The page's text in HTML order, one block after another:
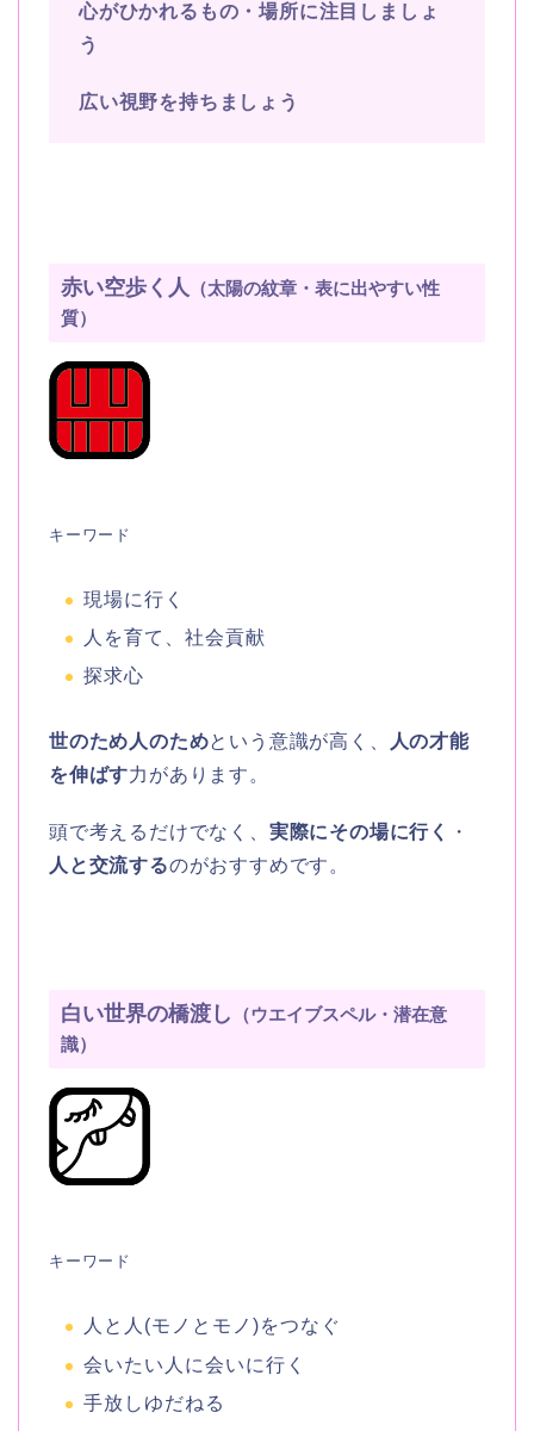
心がひかれるもの・場所に注目しましょ
う
広い視野を持ちましょう
赤い空歩く人
（太陽の紋章・表に出やすい性
質）
キーワード
現場に行く
人を育て、社会貢献
探求心
世のため人のためという意識が高く、
人の才能
を伸ばす力があります。
頭で考えるだけでなく、 実際にその場に行く
・
人と交流するのがおすすめです。
白い世界の橋渡し
（ウエイブスペル・潜在意
識）
キーワード
人と人(モノとモノ)をつなぐ
会いたい人に会いに行く
手放しゆだねる